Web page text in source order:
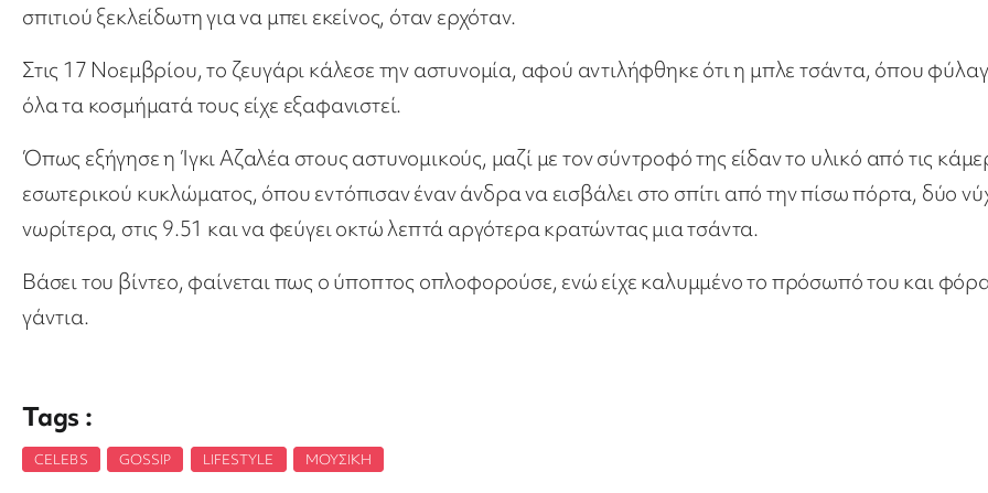
σπιτιού ξεκλείδωτη για να μπει εκείνος, όταν ερχόταν.
Στις 17 Νοεμβρίου, το ζευγάρι κάλεσε την αστυνομία, αφού αντιλήφθηκε ότι η μπλε τσάντα, όπου
όλα τα κοσμήματά τους είχε εξαφανιστεί.
Όπως εξήγησε η Ίγκι Αζαλέα στους αστυνομικούς, μαζί με τον σύντροφό της είδαν το υλικό από τις
εσωτερικού κυκλώματος, όπου εντόπισαν έναν άνδρα να εισβάλει στο σπίτι από την πίσω πόρτα, δύο
νωρίτερα, στις 9.51 και να φεύγει οκτώ λεπτά αργότερα κρατώντας μια τσάντα.
Βάσει του βίντεο, φαίνεται πως ο ύποπτος οπλοφορούσε, ενώ είχε καλυμμένο το πρόσωπό του και
γάντια.
Tags :
CELEBS GOSSIP LIFESTYLE ΜΟΥΣΙΚΉ